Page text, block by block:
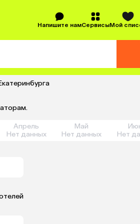
Напишите намСервисыМой
Апрель
Нет данных
Май
Нет данных
Нет